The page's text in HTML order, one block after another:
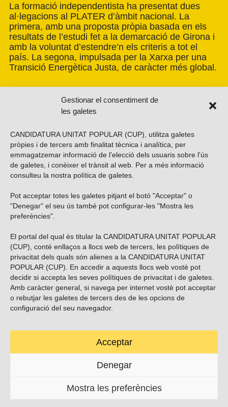
Gestionar el consentiment de
les galetes
CANDIDATURA UNITAT POPULAR (CUP), utilitza galetes
pròpies i de tercers amb finalitat tècnica i analítica, per
emmagatzemar informació de l'elecció dels usuaris sobre l'ús
de galetes, i conèixer el trànsit al web. Per a més informació
consulteu la nostra política de galetes
Pot acceptar totes les galetes pitjant el botó "Acceptar" o
"Denegar" el seu ús també pot configurar-les "Mostra les
preferències".
El portal del qual és titular la CANDIDATURA UNITAT POPULAR
(CUP), conté enllaços a llocs web de tercers, les polítiques de
privacitat dels quals són alienes a la CANDIDATURA UNITAT
POPULAR (CUP). En accedir a aquests llocs web vostè pot
decidir si accepta les seves polítiques de privacitat i de galetes.
Amb caràcter general, si navega per internet vostè pot acceptar
o rebutjar les galetes de tercers des de les opcions de
configuració del seu navegador.
Acceptar
Denegar
Mostra les preferències
La formació independentista ha presentat dues
al·legacions al PLATER d’àmbit nacional. La
primera, amb una proposta pròpia basada en els
resultats de l’estudi fet a la demarcació de Girona i
amb la voluntat d’estendre’n els criteris a tot el
país. La segona, impulsada per la Xarxa per una
Transició Energètica Justa, de caràcter més global.
Vols subscriure’t al nostre butlletí?
ENVIAR
Troba’ns a les xarxes socials
Carrer Casp 180 (baixos), Barcelona.
contacte@cup.cat